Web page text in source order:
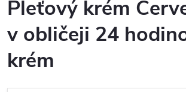
Pleťový krém
v obličeji 24
krém